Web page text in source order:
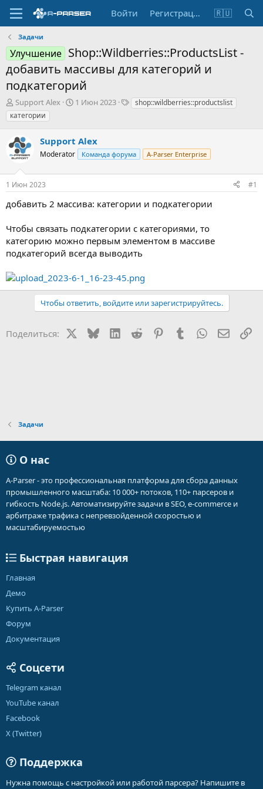
Войти Регистрация 🇷🇺
Задачи
Улучшение Shop::Wildberries::ProductsList -
добавить массивы для категорий и
подкатегорий
А
в
т
р
т
м
ы
Support Alex
Д
н
а
а
1 Июн 2023
Тshop::wildberries::productslist
категории
Support Alex
Moderator Команда форума A-Parser Enterprise
1 Июн 2023 #1
добавить 2 массива: категории и подкатегории
Чтобы связать подкатегории с категориями, то
категорию можно первым элементом в массиве
подкатегорий всегда выводить
Чтобы ответить, войдите или зарегистрируйтесь.
Поделиться: BlueskyLinkedIn
Reddit PinterestTumblr WhatsApp
Задачи
О нас
A-Parser - это профессиональная платформа для сбора данных
промышленного масштаба: 10 000+ потоков, 110+ парсеров и
гибкость Node.js. Автоматизируйте задачи в SEO, e-commerce и
арбитраже трафика с непревзойденной скоростью и
масштабируемостью
Быстрая навигация
Главная
Демо
Купить A-Parser
Форум
Документация
Соцсети
Telegram канал
YouTube канал
Facebook
X (Twitter)
Поддержка
Нужна помощь с настройкой или работой парсера? Напишите в